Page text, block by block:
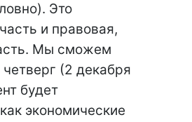
Это
и правовая,
Мы сможем
(2 декабря
будет
экономические